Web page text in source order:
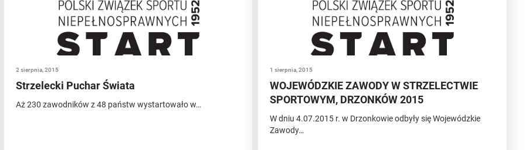
2 sierpnia, 2015
Strzelecki Puchar Świata
Aż 230 zawodników z 48 państw wystartowało w…
1 sierpnia, 2015
WOJEWÓDZKIE ZAWODY W STRZELECTWIE
SPORTOWYM, DRZONKÓW 2015
W dniu 4.07.2015 r. w Drzonkowie odbyły się Wojewódzkie
Zawody…